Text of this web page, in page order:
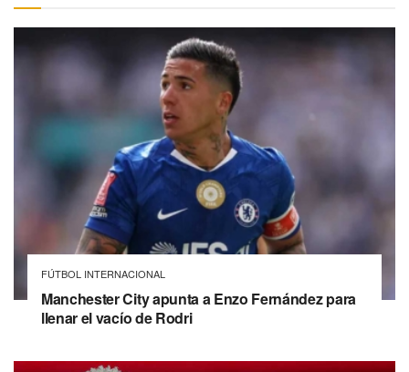
FÚTBOL INTERNACIONAL
Manchester City apunta a Enzo Fernández para
llenar el vacío de Rodri